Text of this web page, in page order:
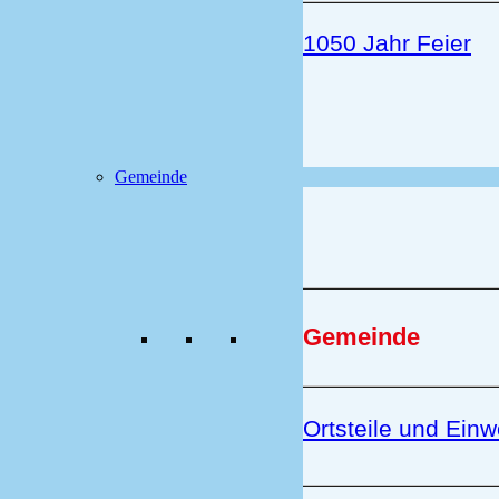
1050 Jahr Feier
Gemeinde
Gemeinde
Ortsteile und